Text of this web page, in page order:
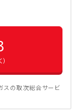
スの取次総合サービ